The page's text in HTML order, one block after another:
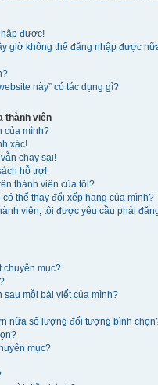
được!
giờ không thể đăng nhập được
này” có tác dụng gì?
thành viên
của mình?
xác!
chạy sai!
hỗ trợ!
thành viên của tôi?
thể thay đổi xếp hạng của mình?
viên, tôi được yêu cầu phải
chuyên mục?
sau mỗi bài viết của mình?
nữa số lượng đối tượng bình
mục?